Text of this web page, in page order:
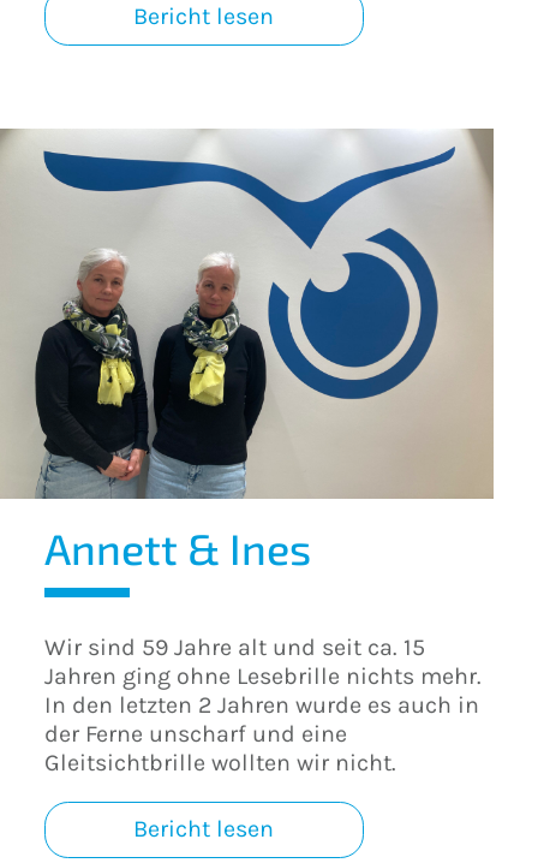
Bericht lesen
Annett & Ines
Wir sind 59 Jahre alt und seit ca. 15
Jahren ging ohne Lesebrille nichts mehr.
In den letzten 2 Jahren wurde es auch in
der Ferne unscharf und eine
Gleitsichtbrille wollten wir nicht.
Bericht lesen